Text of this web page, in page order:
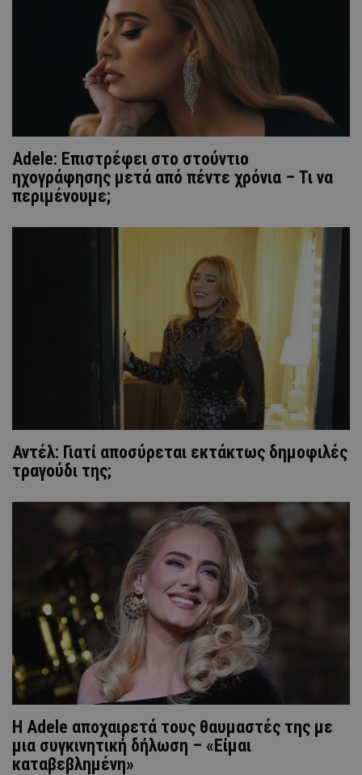
Adele: Eπιστρέφει στο στούντιο
ηχογράφησης μετά από πέντε χρόνια – Τι να
περιμένουμε;
Αντέλ: Γιατί αποσύρεται εκτάκτως δημοφιλές
τραγούδι της;
Η Adele αποχαιρετά τους θαυμαστές της με
μια συγκινητική δήλωση – «Είμαι
καταβεβλημένη»